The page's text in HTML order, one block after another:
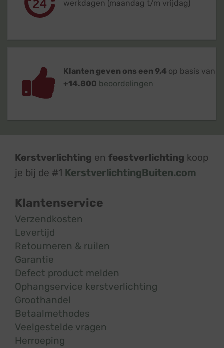
werkdagen (maandag t/m vrijdag)
Klanten geven ons een 9,4 op basis van
+14.800 beoordelingen
Kerstverlichting en feestverlichting koop
je bij de #1 KerstverlichtingBuiten.com
Klantenservice
Verzendkosten
Levertijd
Retourneren & ruilen
Garantie
Defect product melden
Ophangservice kerstverlichting
Groothandel
Betaalmethodes
Veelgestelde vragen
Herroeping